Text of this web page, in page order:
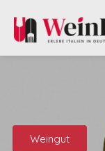
Weingut